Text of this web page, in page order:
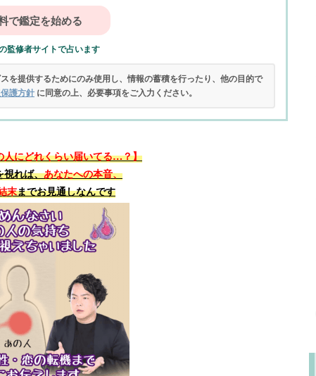
監修者サイトで占います
を提供するためにのみ使用し、情報の蓄積を行ったり、他の目的で
護方針 に同意の上、必要事項をご入力ください。
人にどれくらい届いてる…？】
視れば、あなたへの本音、
末までお見通しなんです